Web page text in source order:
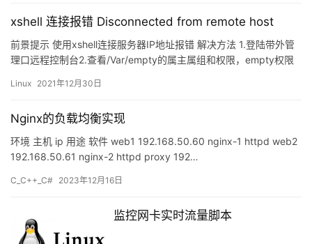
xshell 连接报错 Disconnected from remote host
前景提示 使用xshell连接服务器IP地址报错 解决方法 1.登陆带外管
理口远程控制台2.查看/Var/empty的属主属组和权限，empty权限
Linux 2021年12月30日
Nginx的负载均衡实现
环境 主机 ip 用途 软件 web1 192.168.50.60 nginx-1 httpd web2
192.168.50.61 nginx-2 httpd proxy 192…
C_C++_C# 2023年12月16日
监控网卡实时流量脚本